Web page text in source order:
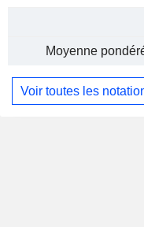
Moyenne
Voir toutes les